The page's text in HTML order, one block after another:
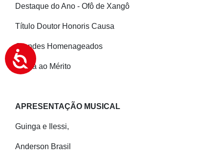
Destaque do Ano - Ofô de Xangô
Título Doutor Honoris Causa
Grandes Homenageados
Honra ao Mérito
APRESENTAÇÃO MUSICAL
Guinga e Ilessi,
Anderson Brasil